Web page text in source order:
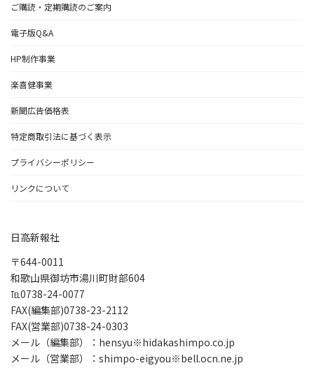
ご購読・定期購読のご案内
電子版Q&A
HP制作事業
楽喜健事業
新聞広告価格表
特定商取引法に基づく表示
プライバシーポリシー
リンクについて
日高新報社
〒644-0011
和歌山県御坊市湯川町財部604
℡0738-24-0077
FAX(編集部)0738-23-2112
FAX(営業部)0738-24-0303
メール（編集部）：hensyu※hidakashimpo.co.jp
メール（営業部）：shimpo-eigyou※bell.ocn.ne.jp